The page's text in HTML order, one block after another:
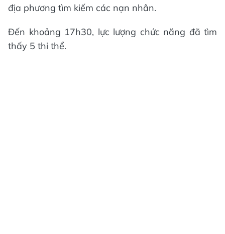
địa phương tìm kiếm các nạn nhân.
Đến khoảng 17h30, lực lượng chức năng đã tìm
thấy 5 thi thể.